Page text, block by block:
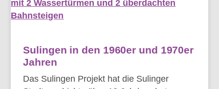
Sulingen in den 1960er und 1970er
Jahren
Das Sulingen Projekt hat die Sulinger